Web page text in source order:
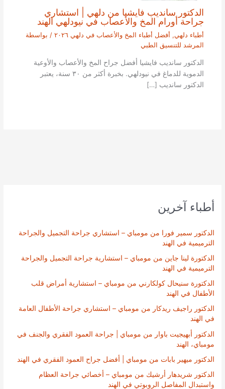
أطباء آخرين
الدكتور سمير فورا من مومباي – استشاري جراحة التجميل والجراحة
الترميمية في الهند
الدكتورة لينا جاين من مومباي – استشارية جراحة التجميل والجراحة
الترميمية في الهند
الدكتورة سنيحال كولكارني من مومباي – استشارية أمراض قلب
الأطفال في الهند
الدكتور راجيف ريدكار من مومباي – استشاري جراحة الأطفال العامة
في الهند
الدكتور أبهيجيت باوار من مومباي | جراحة العمود الفقري والجنف في
مومباي، الهند
الدكتور ميهير بابات من مومباي | أفضل جراح العمود الفقري في الهند
الدكتور شريدهار أرشيك من مومباي – أخصائي جراحة العظام
واستبدال المفاصل الروبوتي في الهند
الدكتور سانديب فايشيا من دلهي | استشاري
جراحة أورام المخ والأعصاب في نيودلهي الهند
أطباء دلهي, أفضل أطباء المخ والأعصاب في دلهي ٢٠٢٦
/ بواسطة
المرشد للتنسيق الطبي
الدكتور سانديب فايشيا أفضل جراح المخ والأعصاب والأوعية
الدموية للدماغ في نيودلهي. بخبرة أكثر من ٣٠ سنة، يعتبر
الدكتور سانديب […]